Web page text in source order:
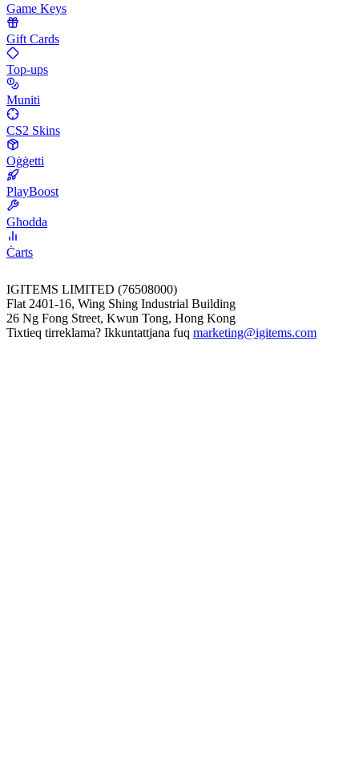
Game Keys
Gift Cards
Top-ups
Muniti
CS2 Skins
Oġġetti
PlayBoost
Għodda
Ċarts
IGITEMS LIMITED (76508000)
Flat 2401-16, Wing Shing Industrial Building
26 Ng Fong Street, Kwun Tong, Hong Kong
Tixtieq tirreklama? Ikkuntattjana fuq marketing@igitems.com